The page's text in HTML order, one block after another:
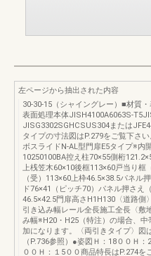
左ページから抽出された内容
30-30-15（シャイングレー）■材
表面処理本体JISH4100A6063S-
JISG3302SGHCSUS304または
タイプの寸法図はP.279をご覧下さ
ボスライドN-AL型門扉E5タイプ※内
10250100BA控え柱70×55側桁
上桟笠木60×10後框113×60戸当り框
（受）113×60上枠46.5×38.5パネル
ド76×41（ピッチ70）パネル押さえ
46.5×42.5門扉高さH1H130〈道路側
引き込み幅レール全長施工全長〈敷
み幅※H20・H25（特注）の場合、中
加になります。〈両引きタイプ〉図
（P.736参照）●姿図Ｈ：18００Ｈ
００Ｈ：１5００商品特長はP.274を